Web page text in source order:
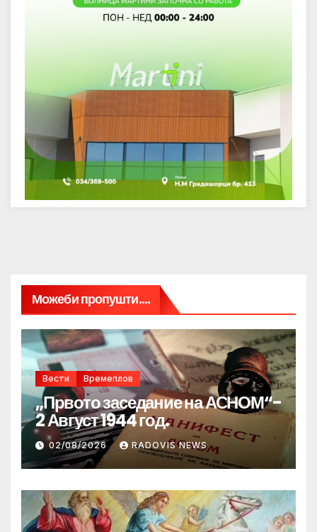
Можеби пропушти....
Вести Времеплов
„Првото заседание на АСНОМ“-
2 Август 1944 год.
02/08/2026 RADOVIS NEWS